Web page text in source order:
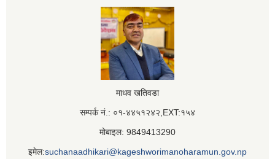
माधव खतिवडा
सम्पर्क नं.: ०१-४४५१२४२,EXT:१५४
मोबाइल: 9849413290
इमेल:suchanaadhikari@kageshworimanoharamun.gov.np